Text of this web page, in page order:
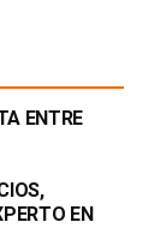
ENTRE
EN